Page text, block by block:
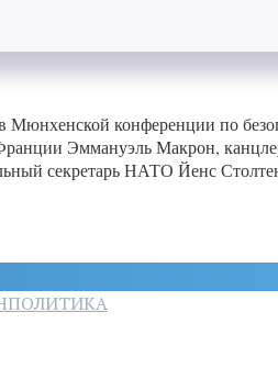
Мюнхенской конференции по
Франции Эммануэль Макрон,
секретарь НАТО Йенс
ПОЛИТИКА